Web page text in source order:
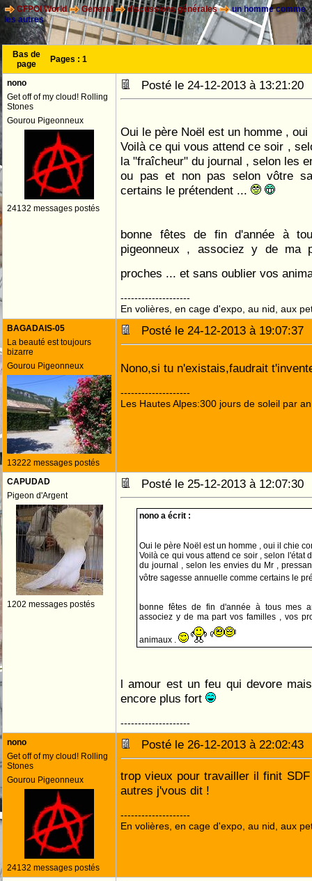
CFPOI World General discussions générales
un homme comme
les autres
Bas de
page
Pages : 1
nono
Get off of my cloud! Rolling
Stones
Gourou Pigeonneux
24132 messages postés
Posté le 24-12-2013 à
Oui le père Noël est un homme ,
Voilà ce qui vous attend ce soir ,
la "fraîcheur" du journal , selon les
ou pas et non pas selon vôtre
certains le prétendent ...
bonne fêtes de fin d'année à
pigeonneux , associez y de ma
proches ... et sans oublier vos
--------------------
En volières, en cage d'expo, au nid, aux
BAGADAIS-05
La beauté est toujours
bizarre
Gourou Pigeonneux
13222 messages postés
Posté le 24-12-2013 à
Nono,si tu n'existais,faudrait
--------------------
Les Hautes Alpes:300 jours de soleil par an
CAPUDAD
Pigeon d'Argent
1202 messages postés
Posté le 25-12-2013 à
nono a écrit :
Oui le père Noël est un homme , oui il chie
Voilà ce qui vous attend ce soir , selon l'état
du journal , selon les envies du Mr ,
vôtre sagesse annuelle comme certains le
bonne fêtes de fin d'année à tous mes
associez y de ma part vos familles , vos
animaux .
l amour est un feu qui devore
encore plus fort
--------------------
nono
Get off of my cloud! Rolling
Stones
Gourou Pigeonneux
24132 messages postés
Posté le 26-12-2013 à
trop vieux pour travailler il finit
autres j'vous dit !
--------------------
En volières, en cage d'expo, au nid, aux